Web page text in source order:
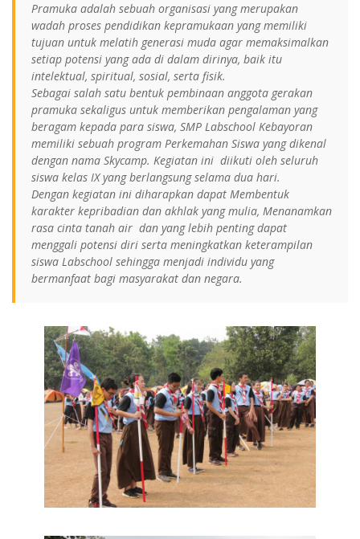
Pramuka adalah sebuah organisasi yang merupakan
wadah proses pendidikan kepramukaan yang memiliki
tujuan untuk melatih generasi muda agar memaksimalkan
setiap potensi yang ada di dalam dirinya, baik itu
intelektual, spiritual, sosial, serta fisik.
Sebagai salah satu bentuk pembinaan anggota gerakan
pramuka sekaligus untuk memberikan pengalaman yang
beragam kepada para siswa, SMP Labschool Kebayoran
memiliki sebuah program Perkemahan Siswa yang dikenal
dengan nama Skycamp. Kegiatan ini diikuti oleh seluruh
siswa kelas IX yang berlangsung selama dua hari.
Dengan kegiatan ini diharapkan dapat Membentuk
karakter kepribadian dan akhlak yang mulia, Menanamkan
rasa cinta tanah air dan yang lebih penting dapat
menggali potensi diri serta meningkatkan keterampilan
siswa Labschool sehingga menjadi individu yang
bermanfaat bagi masyarakat dan negara.